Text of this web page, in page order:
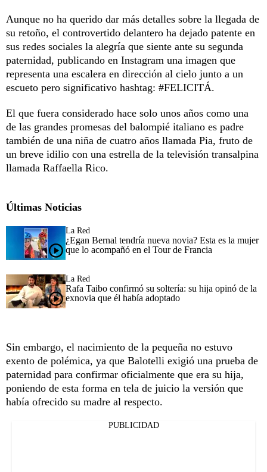
Aunque no ha querido dar más detalles sobre la llegada de
su retoño, el controvertido delantero ha dejado patente en
sus redes sociales la alegría que siente ante su segunda
paternidad, publicando en Instagram una imagen que
representa una escalera en dirección al cielo junto a un
escueto pero significativo hashtag: #FELICITÁ.
El que fuera considerado hace solo unos años como una
de las grandes promesas del balompié italiano es padre
también de una niña de cuatro años llamada Pia, fruto de
un breve idilio con una estrella de la televisión transalpina
llamada Raffaella Rico.
Últimas Noticias
La Red
¿Egan Bernal tendría nueva novia? Esta es la mujer
que lo acompañó en el Tour de Francia
La Red
Rafa Taibo confirmó su soltería: su hija opinó de la
exnovia que él había adoptado
Sin embargo, el nacimiento de la pequeña no estuvo
exento de polémica, ya que Balotelli exigió una prueba de
paternidad para confirmar oficialmente que era su hija,
poniendo de esta forma en tela de juicio la versión que
había ofrecido su madre al respecto.
PUBLICIDAD